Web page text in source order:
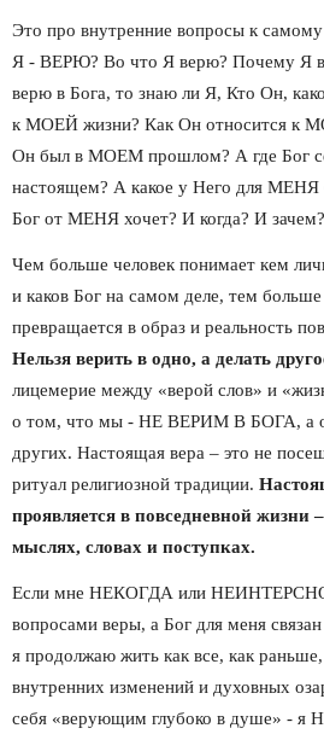
Это про внутренние вопросы к самому
Я - ВЕРЮ? Во что Я верю? Почему Я
верю в Бога, то знаю ли Я, Кто Он,
к МОЕЙ жизни? Как Он относится к
Он был в МОЕМ прошлом? А где Бог
настоящем? А какое у Него для МЕНЯ
Бог от МЕНЯ хочет? И когда? И
Чем больше человек понимает кем
и каков Бог на самом деле, тем
Нельзя верить в одно, а делать
лицемерие между «верой слов» и
о том, что мы - НЕ ВЕРИМ В БОГА, а
других. Настоящая вера – это не
ритуал религиозной традиции.
проявляется в повседневной жизни
мыслях, словах и поступках.
Если мне НЕКОГДА или НЕИНТЕРСНО
вопросами веры, а Бог для меня
я продолжаю жить как все, как раньше,
внутренних изменений и духовных
себя «верующим глубоко в душе» -